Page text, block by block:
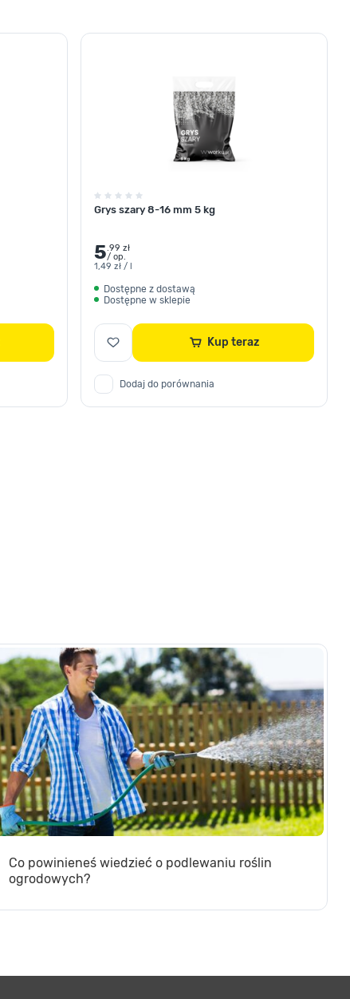
Grys szary 8-16 mm 5 kg
5.99 zł
/ op.
1,49 zł / l
Dostępne z dostawą
Dostępne w sklepie
Kup teraz
Dodaj do porównania
Co powinieneś wiedzieć o podlewaniu roślin
ogrodowych?